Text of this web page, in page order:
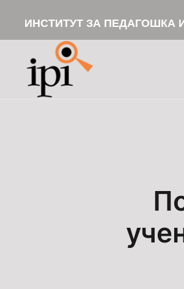
ИНСТИТУТ ЗА ПЕДАГОШКА